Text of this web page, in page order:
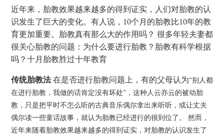
近年来，胎教效果越来越多的得到证实，人们对胎教的认
识发生了巨大的变化。有人说，10个月的胎教比10年的教
育更加重要。胎教真有那么大的作用吗？ 很多年轻夫妻都
很关心胎教的问题：为什么要进行胎教？胎教有科学根据
吗？十月胎教胜过十年教育
传统胎教法 在是否进行胎教问题上，有的父母认为“别人都
在进行胎教，我做的话肯定没有坏处”，这种人云亦云的被动胎
教，只是把平时不怎么听的古典音乐偶尔拿出来听听，或让丈夫
偶尔读一些童话故事，就认为胎教已经进行的很到位了。 然而，
近年来随着胎教效果越来越多的得到证实，对胎教的认识发生了